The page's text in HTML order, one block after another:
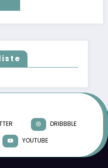
DRIBBBLE
YOUTUBE